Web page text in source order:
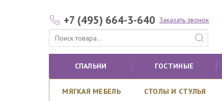
+7 (495) 664-3-640 Заказать звонок
СПАЛЬНИ ГОСТИНЫЕ
МЯГКАЯ МЕБЕЛЬ СТОЛЫ И СТУЛЬЯ